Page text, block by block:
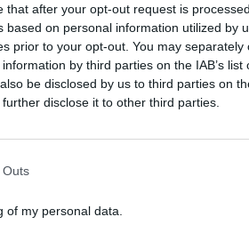
that after your opt-out request is
based on personal information utilized by
prior to your opt-out. You may separately
by third parties on the IAB’s list
be disclosed by us to third parties on
disclose it to other third parties.
Outs
of my personal data.